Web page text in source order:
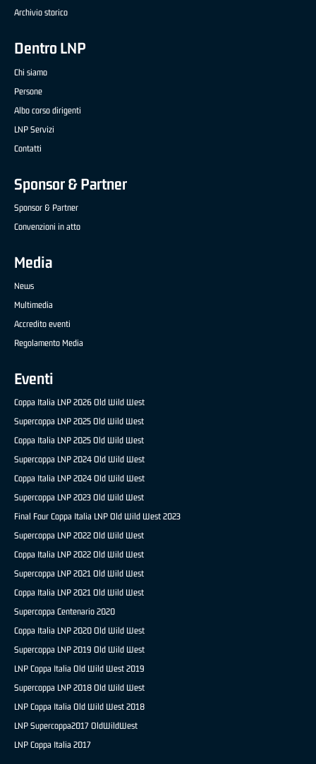
Archivio storico
Dentro LNP
Chi siamo
Persone
Albo corso dirigenti
LNP Servizi
Contatti
Sponsor & Partner
Sponsor & Partner
Convenzioni in atto
Media
News
Multimedia
Accredito eventi
Regolamento Media
Eventi
Coppa Italia LNP 2026 Old Wild West
Supercoppa LNP 2025 Old Wild West
Coppa Italia LNP 2025 Old Wild West
Supercoppa LNP 2024 Old Wild West
Coppa Italia LNP 2024 Old Wild West
Supercoppa LNP 2023 Old Wild West
Final Four Coppa Italia LNP Old Wild West 2023
Supercoppa LNP 2022 Old Wild West
Coppa Italia LNP 2022 Old Wild West
Supercoppa LNP 2021 Old Wild West
Coppa Italia LNP 2021 Old Wild West
Supercoppa Centenario 2020
Coppa Italia LNP 2020 Old Wild West
Supercoppa LNP 2019 Old Wild West
LNP Coppa Italia Old Wild West 2019
Supercoppa LNP 2018 Old Wild West
LNP Coppa Italia Old Wild West 2018
LNP Supercoppa2017 OldWildWest
LNP Coppa Italia 2017